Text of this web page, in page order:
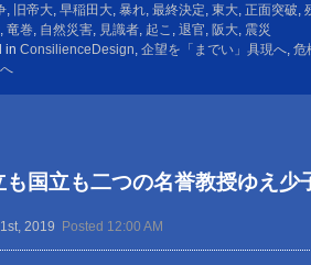
, 旧帝大, 早稲田大, 暴れ, 最終決定, 東大, 正面突破,
, 竜巻, 自然災害, 見識者, 起こ , 退官, 阪大, 震災
in ConsilienceDesign, 企望を「までい」具現へ, 危
も国立も二つの名誉教授ゆえ少
2019 Posted 12:00 AM